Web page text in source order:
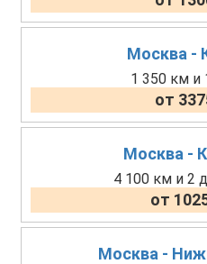
Москва -
1 350 км и
от
Москва -
4 100 км и 2
от
Москва -